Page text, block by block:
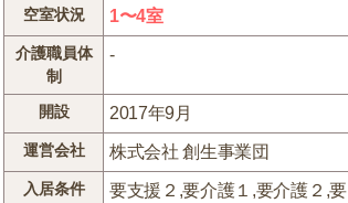
空室状況 1〜4室
介護職員体
制
-
開設 2017年9月
運営会社 株式会社 創生事業団
入居条件
要支援２,要介護１,要介護２,要